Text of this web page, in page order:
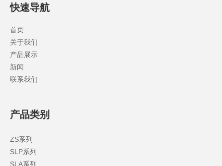
快速导航
首页
关于我们
产品展示
新闻
联系我们
产品类别
ZS系列
SLP系列
SLA系列